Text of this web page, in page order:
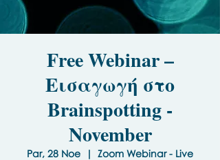
Free Webinar –
Εισαγωγή στο
Brainspotting -
November
Par, 28 Noe
  |
Zoom Webinar - Live